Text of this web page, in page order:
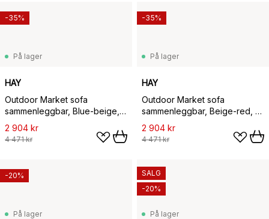
På lager
HAY
Outdoor Market sofa
sammenleggbar, Blue-beige,
2-seter
2 904 kr
4 471 kr
-35%
På lager
HAY
Outdoor Market sofa
sammenleggbar, Beige-red, 2-
seter
2 904 kr
4 471 kr
-35%
På lager
-20%
På lager
SALG
-20%